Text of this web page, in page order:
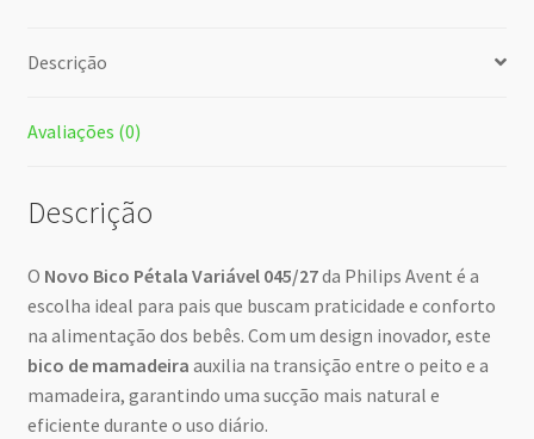
Descrição
Avaliações (0)
Descrição
O Novo Bico Pétala Variável 045/27da Philips Avent é a
escolha ideal para pais que buscam praticidade e conforto
na alimentação dos bebês. Com um design inovador, este
bico de mamadeira auxilia na transição entre o peito e a
mamadeira, garantindo uma sucção mais natural e
eficiente durante o uso diário.